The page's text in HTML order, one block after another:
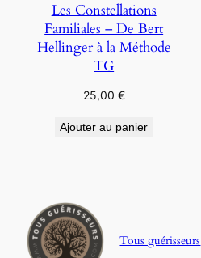
Les Constellations
Familiales – De Bert
Hellinger à la Méthode
TG
25,00 €
Ajouter au panier
Tous guérisseurs